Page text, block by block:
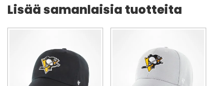
Lisää samanlaisia tuotteita